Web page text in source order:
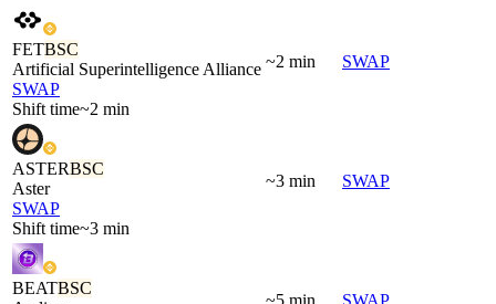
FETBSC
Artificial Superintelligence Alliance
SWAP
Shift time~2 min
~2 min SWAP
ASTERBSC
Aster
SWAP
Shift time~3 min
~3 min SWAP
BEATBSC
~5 min SWAP